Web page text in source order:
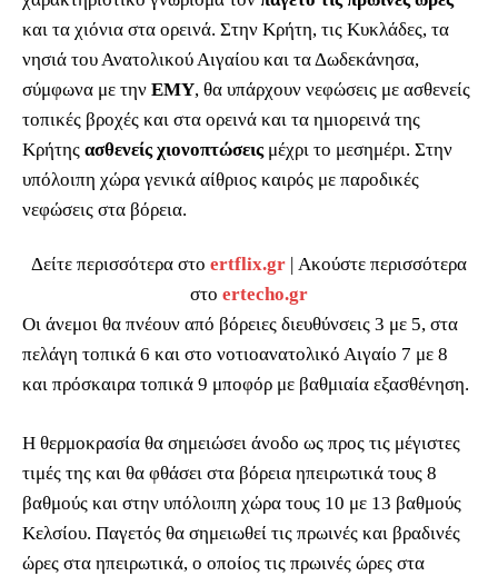
και τα χιόνια στα ορεινά. Στην Κρήτη, τις Κυκλάδες, τα
νησιά του Ανατολικού Αιγαίου και τα Δωδεκάνησα,
σύμφωνα με την ΕΜΥ, θα υπάρχουν νεφώσεις με ασθενείς
τοπικές βροχές και στα ορεινά και τα ημιορεινά της
Κρήτης ασθενείς χιονοπτώσειςμέχρι το μεσημέρι. Στην
υπόλοιπη χώρα γενικά αίθριος καιρός με παροδικές
νεφώσεις στα βόρεια.
Δείτε περισσότερα στο ertflix.gr | Ακούστε περισσότερα
στο ertecho.gr
Οι άνεμοι θα πνέουν από βόρειες διευθύνσεις 3 με 5, στα
πελάγη τοπικά 6 και στο νοτιοανατολικό Αιγαίο 7 με 8
και πρόσκαιρα τοπικά 9 μποφόρ με βαθμιαία εξασθένηση.
Η θερμοκρασία θα σημειώσει άνοδο ως προς τις μέγιστες
τιμές της και θα φθάσει στα βόρεια ηπειρωτικά τους 8
βαθμούς και στην υπόλοιπη χώρα τους 10 με 13 βαθμούς
Κελσίου. Παγετός θα σημειωθεί τις πρωινές και βραδινές
ώρες στα ηπειρωτικά, ο οποίος τις πρωινές ώρες στα